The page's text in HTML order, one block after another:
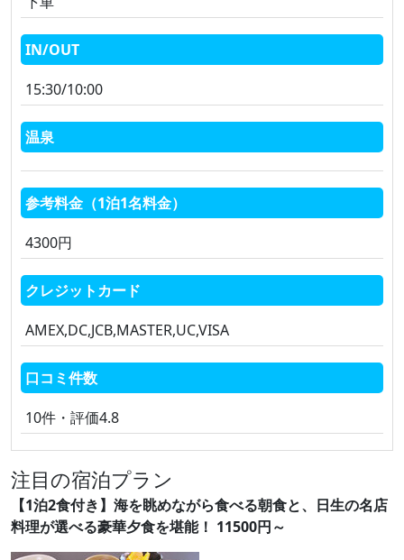
IN/OUT
15:30/10:00
温泉
参考料金（1泊1名料金）
4300円
クレジットカード
AMEX,DC,JCB,MASTER,UC,VISA
口コミ件数
10件・評価4.8
注目の宿泊プラン
【1泊2食付き】海を眺めながら食べる朝食と、日生の名店
料理が選べる豪華夕食を堪能！ 11500円～